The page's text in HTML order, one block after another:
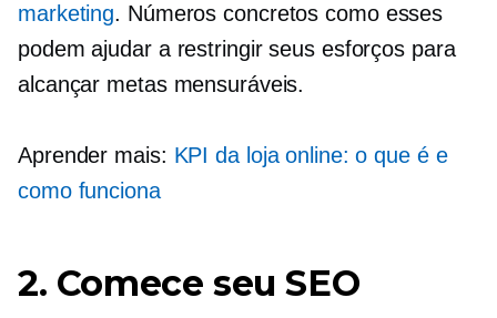
marketing. Números concretos como esses
podem ajudar a restringir seus esforços para
alcançar metas mensuráveis.
Aprender mais: KPI da loja online: o que é e
como funciona
2. Comece seu SEO